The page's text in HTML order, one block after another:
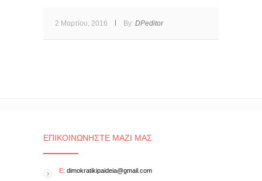
2 Μαρτίου, 2016 By: DPeditor
ΕΠΙΚΟΙΝΩΝΉΣΤΕ ΜΑΖΊ ΜΑΣ
E: dimokratikipaideia@gmail.com